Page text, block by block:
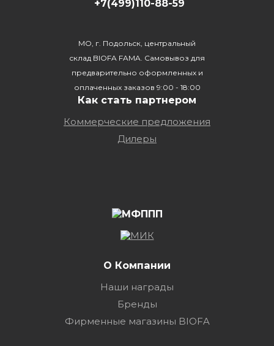
+7(499)110-88-59
МО, г. Подольск, центральный
склад BIOFA FAMA. Самовывоз для
предварительно оформленных и
оплаченных заказов 9:00 - 18:00
Как стать партнером
Коммерческие предложения
Дилеры
О Компании
Наши награды
Бренды
Фирменные магазины BIOFA